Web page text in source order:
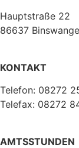
Hauptstraße 22
86637
KONTAKT
Telefon: 08272
Telefax: 08272
AMTSSTUNDEN